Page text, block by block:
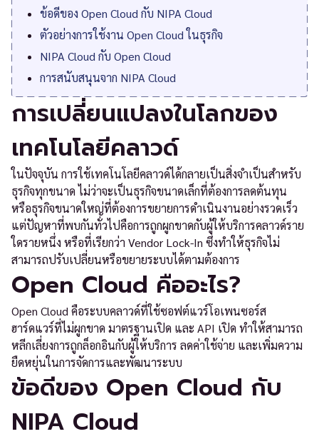
ข้อดีของ Open Cloud กับ NIPA Cloud
ตัวอย่างการใช้งาน Open Cloud ในธุรกิจ
NIPA Cloud กับ Open Cloud
การสนับสนุนจาก NIPA Cloud
การเปลี่ยนแปลงในโลกของ
เทคโนโลยีคลาวด์
ในปัจจุบัน การใช้เทคโนโลยีคลาวด์ได้กลายเป็นสิ่งจำเป็นสำหรับ
ธุรกิจทุกขนาด ไม่ว่าจะเป็นธุรกิจขนาดเล็กที่ต้องการลดต้นทุน
หรือธุรกิจขนาดใหญ่ที่ต้องการขยายการดำเนินงานอย่างรวดเร็ว
แต่ปัญหาที่พบกันทั่วไปคือการถูกผูกขาดกับผู้ให้บริการคลาวด์ราย
ใดรายหนึ่ง หรือที่เรียกว่า Vendor Lock-In ซึ่งทำให้ธุรกิจไม่
สามารถปรับเปลี่ยนหรือขยายระบบได้ตามต้องการ
Open Cloud คืออะไร?
Open Cloud คือระบบคลาวด์ที่ใช้ซอฟต์แวร์โอเพนซอร์ส
ฮาร์ดแวร์ที่ไม่ผูกขาด มาตรฐานเปิด และ API เปิด ทำให้สามารถ
หลีกเลี่ยงการถูกล็อกอินกับผู้ให้บริการ ลดค่าใช้จ่าย และเพิ่มความ
ยืดหยุ่นในการจัดการและพัฒนาระบบ
ข้อดีของ Open Cloud กับ
NIPA Cloud